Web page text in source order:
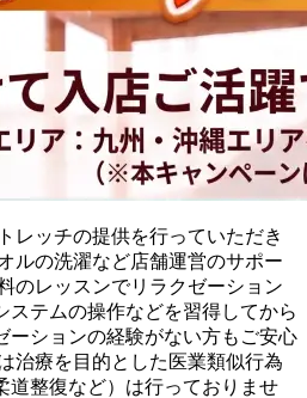
レッチの提供を行っていただき
ルの洗濯など店舗運営のサポー
のレッスンでリラクゼーション
ステムの操作などを習得してから
ーションの経験がない方もご安心
治療を目的とした医業類似行為
道整復など）は行っておりませ